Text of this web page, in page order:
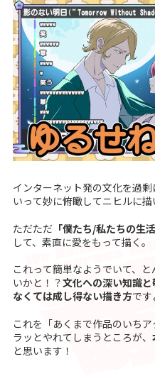
インターネット発の文化を過
いって妙に俯瞰してニヒルに
ただただ 「僕たち/私たちの生
して、素直に愛をもって描く。
これって簡単なようでいて、
いかと！？文化への深い知識
なくては成し得ない描き方です
これを「あくまで作品のいち
ラッとやれてしまうところが、
と思います！